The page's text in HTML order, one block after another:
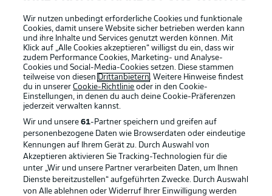
Login
Football as it's meant to be
Offizielle Partner
Wir nutzen unbedingt erforderliche Cookies und funktionale
Cookies, damit unsere Website sicher betrieben werden kann
und ihre Inhalte und Services genutzt werden können. Mit
Klick auf „Alle Cookies akzeptieren“ willigst du ein, dass wir
zudem Performance Cookies, Marketing- und Analyse-
Cookies und Social-Media-Cookies setzen. Diese stammen
teilweise von diesen Drittanbietern. Weitere Hinweise findest
du in unsererCookie-Richtlinie oder in den Cookie-
Einstellungen, in denen du auch deine Cookie-Präferenzen
jederzeit verwalten kannst.
Wir und unsere61-Partner speichern und greifen auf
personenbezogene Daten wie Browserdaten oder eindeutige
Kennungen auf Ihrem Gerät zu. Durch Auswahl von
Akzeptieren aktivieren Sie Tracking-Technologien für die
unter „Wir und unsere Partner verarbeiten Daten, um Ihnen
Dienste bereitzustellen“ aufgeführten Zwecke. Durch Auswahl
von Alle ablehnen oder Widerruf Ihrer Einwilligung werden